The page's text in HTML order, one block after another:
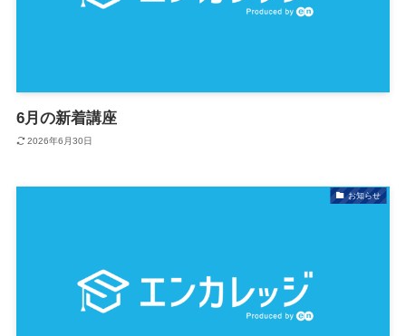
6月の新着講座
2026年6月30日
お知らせ